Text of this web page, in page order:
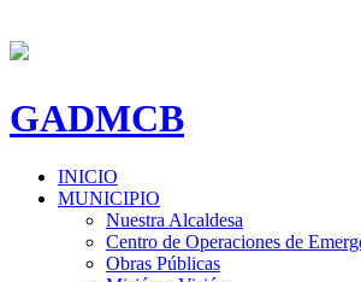
GADMCB
INICIO
MUNICIPIO
Nuestra Alcaldesa
Centro de Operaciones de
Obras Públicas